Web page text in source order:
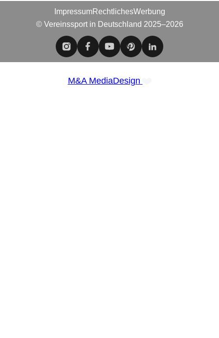
ImpressumRechtlichesWerbung
© Vereinssport in Deutschland 2025–2026
M&A MediaDesign